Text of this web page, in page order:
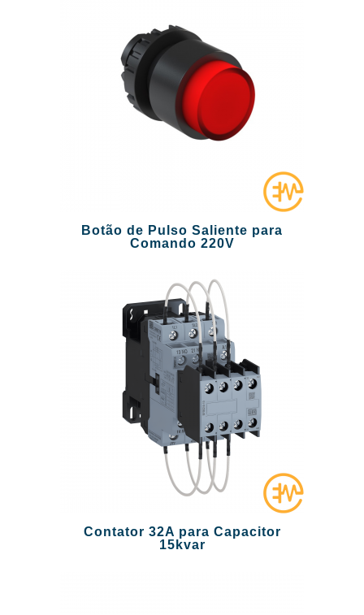
Botão de Pulso Saliente para
Comando 220V
Contator 32A para Capacitor
15kvar